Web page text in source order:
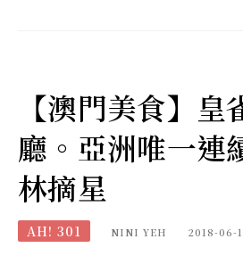
【澳門美食】皇
廳。亞洲唯一連
林摘星
AH! 301 NINI YEH 2018-06-